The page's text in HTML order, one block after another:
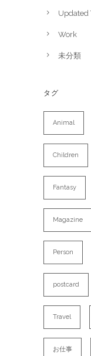
Updated
Work
未分類
タグ
Animal
Children
Fantasy
Magazine
Person
postcard
Travel
お仕事